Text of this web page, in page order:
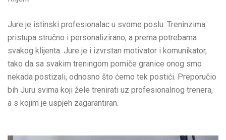
Jure je istinski profesionalac u svome poslu. Treninzima
pristupa stručno i personalizirano, a prema potrebama
svakog klijenta. Jure je i izvrstan motivator i komunikator,
tako da sa svakim treningom pomiče granice onog smo
nekada postizali, odnosno što ćemo tek postići. Preporučio
bih Juru svima koji žele trenirati uz profesionalnog trenera,
a s kojim je uspjeh zagarantiran.